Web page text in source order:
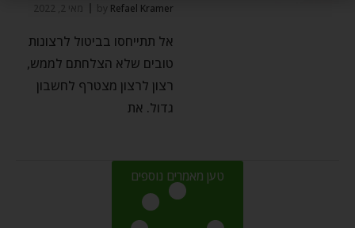
by Refael Kramer מאי 2, 2022
אל תתייחסו בביטול לרצונות
טובים שלא הצלחתם לממש,
רצון לרצון מצטרף לחשבון
גדול. את
טען מאמרים נוספים